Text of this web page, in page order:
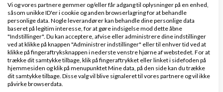
Ja og så læs lige indlægssedlen :) .. der er en grund
til at man fraskriver alt ansvar, og truer med død og
ødelæggelse i disse, og det er fordi man reelt ikke
kender langtids virkningerne af lortet, men fordi
det er udskrevet af en læge, så æder folk hvad som
Vi og vores partnere gemmer og/eller får adgang til oplysninger på en enhed,
såsom unikke ID'er i cookie og anden browserlagring for at behandle
personlige data. Nogle leverandører kan behandle dine personlige data
baseret på legitim interesse, for at gøre indsigelse mod dette åbne
"Indstillinger". Du kan acceptere, afvise eller administrere dine indstillinger
ved at klikke på knappen "Administrer indstillinger" eller til enhver tid ved at
klikke på fingeraftryksknappen i nederste venstre hjørne af webstedet. For at
trække dit samtykke tilbage, klik på fingeraftrykket eller linket i sidefoden på
hjemmesiden og klik på menupunktet Mine data, på den side kan du trække
dit samtykke tilbage. Disse valg vil blive signaleret til vores partnere og vil ikke
påvirke browserdata.